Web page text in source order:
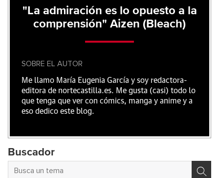
"La admiración es lo opuesto a la
comprensión" Aizen (Bleach)
SOBRE EL AUTOR
Me llamo María Eugenia García y soy redactora-
editora de nortecastilla.es. Me gusta (casi) todo lo
que tenga que ver con cómics, manga y anime y a
eso dedico este blog.
Buscador